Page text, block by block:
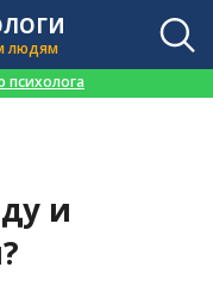
людям
психолога
и